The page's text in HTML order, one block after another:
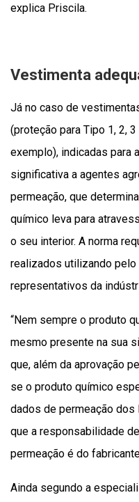
explica Priscila.
Vestimenta
Já no caso de
(proteção para Tipo 1, 2,
exemplo), indicadas para
significativa a agentes
permeação, que
químico leva para
o seu interior. A norma
realizados utilizando
representativos da
“Nem sempre o produto
mesmo presente na sua
que, além da aprovação
se o produto químico
dados de permeação
que a responsabilidade
permeação é do
Ainda segundo a